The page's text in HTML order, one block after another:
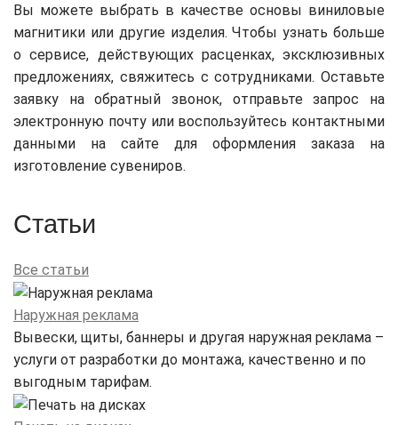
Вы можете выбрать в качестве основы виниловые
магнитики или другие изделия. Чтобы узнать больше
о сервисе, действующих расценках, эксклюзивных
предложениях, свяжитесь с сотрудниками. Оставьте
заявку на обратный звонок, отправьте запрос на
электронную почту или воспользуйтесь контактными
данными на сайте для оформления заказа на
изготовление сувениров.
Статьи
Все статьи
Наружная реклама
Вывески, щиты, баннеры и другая наружная реклама –
услуги от разработки до монтажа, качественно и по
выгодным тарифам.